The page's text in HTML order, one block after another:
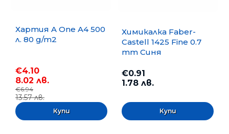
Хартия A One A4 500
л. 80 g/m2
€4.10
8.02 лв.
€6.94
13.57 лв.
Химикалка Faber-
Castell 1425 Fine 0.7
mm Синя
€0.91
1.78 лв.